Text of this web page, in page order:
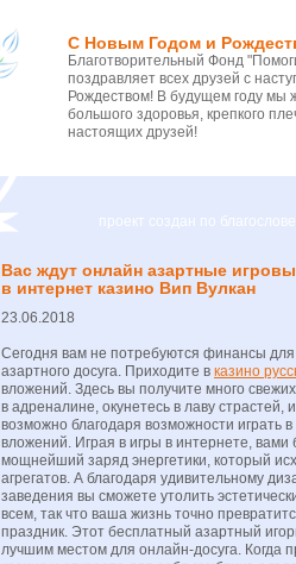
С Новым Годом и
Благотворительный Фонд
поздравляет всех друзей с
Рождеством! В будущем году
большого здоровья, крепкого
настоящих друзей!
проект создан по
Вас ждут онлайн азартные
в интернет казино Вип Вулкан
23.06.2018
Сегодня вам не потребуются финансы для
азартного досуга. Приходите в казино
вложений. Здесь вы получите много
в адреналине, окунетесь в лаву страстей,
возможно благодаря возможности играть
вложений. Играя в игры в интернете, вами
мощнейший заряд энергетики, который
агрегатов. А благодаря удивительному
заведения вы сможете утолить
всем, так что ваша жизнь точно
праздник. Этот бесплатный азартный
лучшим местом для онлайн-досуга. Когда